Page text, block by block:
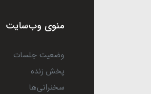
منوی وب‌سایت
وضعیت جلسات
پخش زنده
سخنرانی‌ها